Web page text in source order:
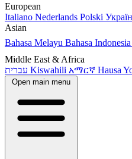
European
Italiano Nederlands Polski
Asian
Bahasa Melayu Bahasa Indonesia
Middle East & Africa
Kiswahili አማርኛ Hausa
Open main menu